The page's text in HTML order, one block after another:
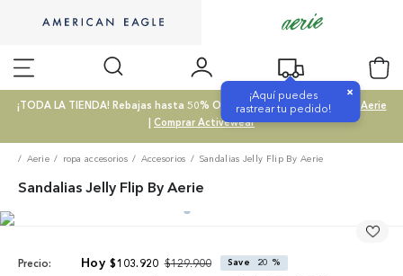
¡Aquí puedes
rastrear tu pedido!
×
¡TODA LA TIENDA! Rebajas hasta 50% OFF |Comprar SALE|Comprar Aerie
| Comprar Activewear
Aerie ropa accesorios Accesorios Sandalias Jelly Flip By Aerie
Sandalias Jelly Flip By Aerie
Precio: $103. 920 $129.900 Save 20 %